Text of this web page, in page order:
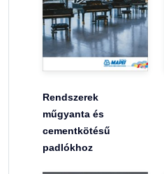
Rendszerek
műgyanta és
cementkötésű
padlókhoz